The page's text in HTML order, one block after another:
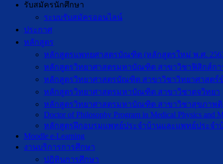
รับสมัครนักศึกษา
ระบบรับสมัครออนไลน์
ประกาศ
หลักสูตร
หลักสูตรแพทยศาสตรบัณฑิต (หลักสูตรใหม่ พ.ศ.
หลักสูตรวิทยาศาสตรมหาบัณฑิต สาขาวิชาฟิสิกส์กา
หลักสูตรวิทยาศาสตรบัณฑิต สาขาวิชาวิทยาศาสตร์
หลักสูตรวิทยาศาสตรมหาบัณฑิต สาขาวิชาตจวิทยา
หลักสูตรวิทยาศาสตรมหาบัณฑิต สาขาวิชาสุขภาพดิ
Doctor of Philosophy Program in Medical Physics and
หลักสูตรฝึกอบรมแพทย์ประจำบ้านและแพทย์ประจำ
Moodle e-Learning
งานบริการการศึกษา
ปฎิทินการศึกษา